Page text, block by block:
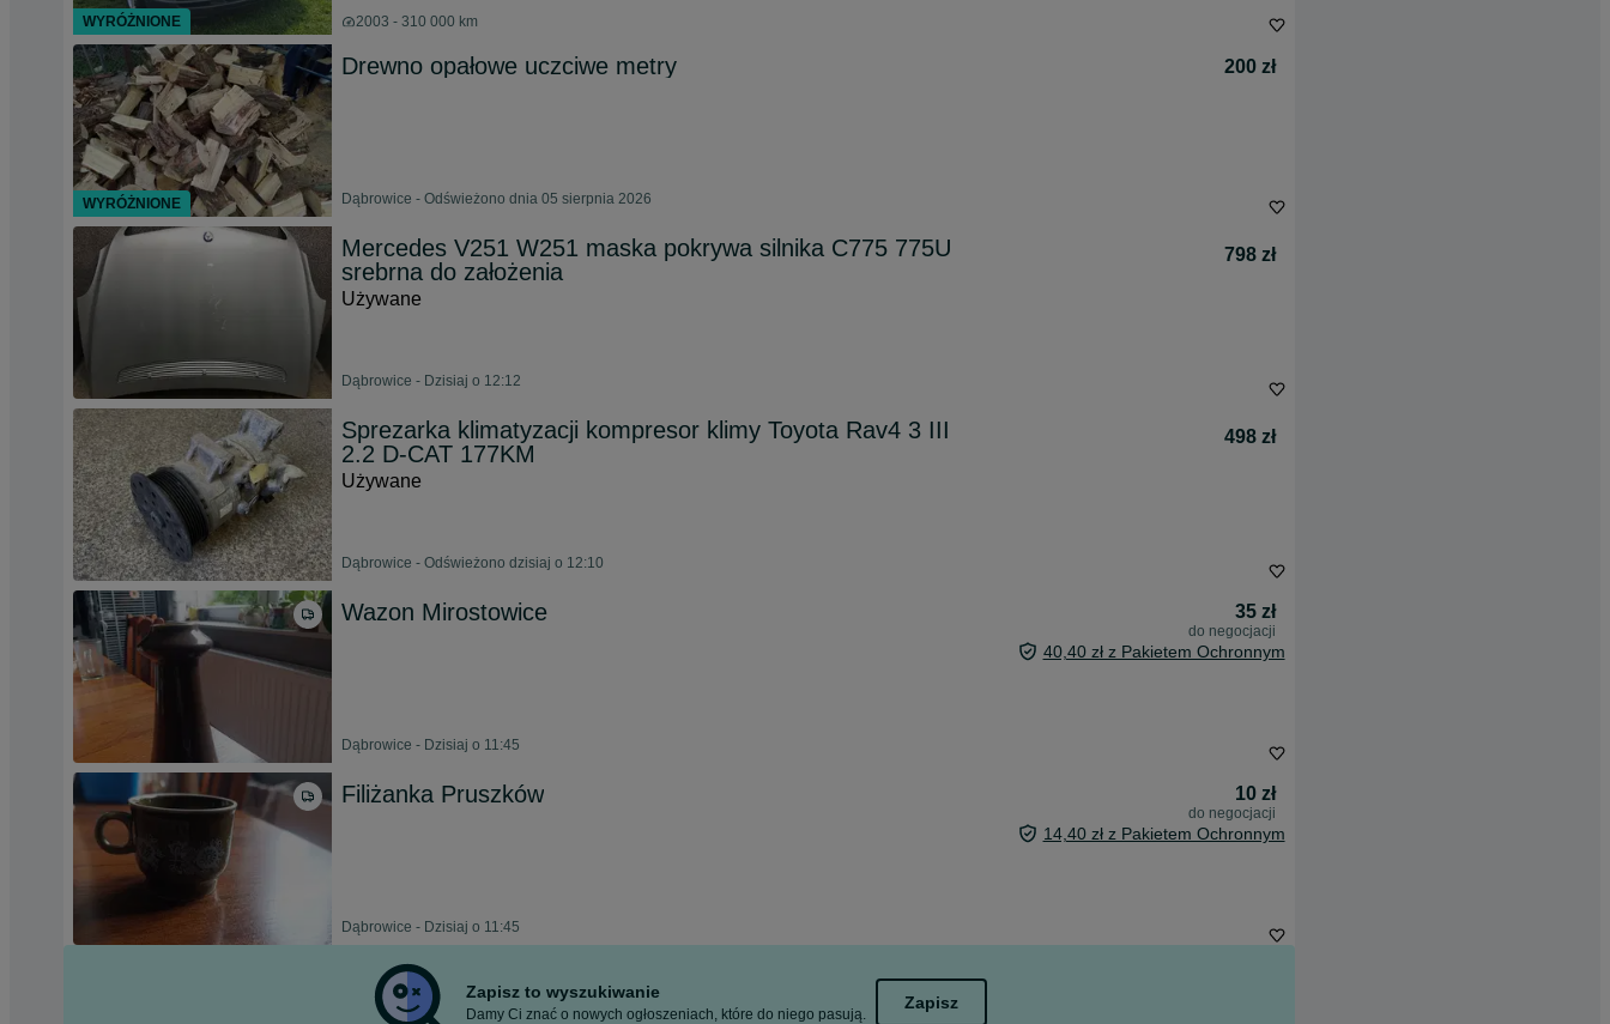
2003 - 310 000 km
Drewno opałowe uczciwe metry 200 zł
Dąbrowice - Odświeżono dnia 05 sierpnia 2026
Mercedes V251 W251 maska pokrywa silnika C775 775U
srebrna do założenia
798 zł
Używane
Dąbrowice - Dzisiaj o 12:12
Sprezarka klimatyzacji kompresor klimy Toyota Rav4 3 III
2.2 D-CAT 177KM
498 zł
Używane
Dąbrowice - Odświeżono dzisiaj o 12:10
Wazon Mirostowice 35 zł
do negocjacji
40,40 zł z Pakietem Ochronnym
Dąbrowice - Dzisiaj o 11:45
Filiżanka Pruszków 10 zł
do negocjacji
14,40 zł z Pakietem Ochronnym
Dąbrowice - Dzisiaj o 11:45
Zapisz to wyszukiwanie
Damy Ci znać o nowych ogłoszeniach, które do niego pasują.
Zapisz
WYRÓŻNIONE
WYRÓŻNIONE